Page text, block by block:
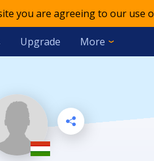
you are agreeing to our use
Upgrade More